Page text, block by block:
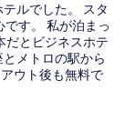
ルでした。 スタ
す。 私が泊まっ
だとビジネスホテ
メトロの駅から
ウト後も無料で
ントを見ると、
メンテナンスが